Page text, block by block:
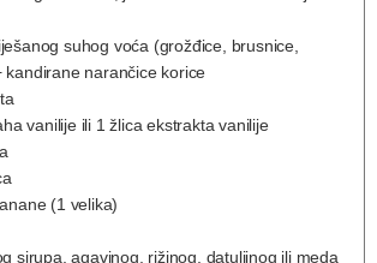
suhog voća (grožđice, brusnice,
narančice korice
vanilije ili 1 žlica ekstrakta vanilije
(1 velika)
sirupa, agavinog, rižinog, datuljinog ili meda